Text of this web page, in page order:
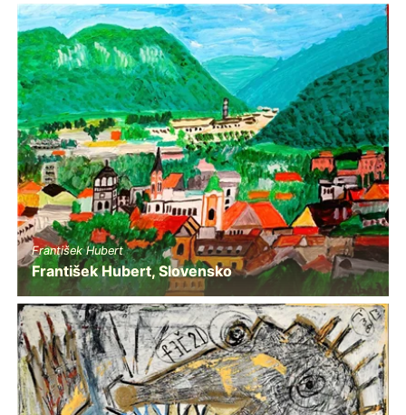
František Hubert
František Hubert, Slovensko